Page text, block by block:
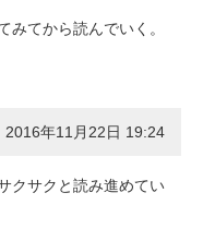
みてから読んでいく。
2016年11月22日 19:24
クサクと読み進めてい